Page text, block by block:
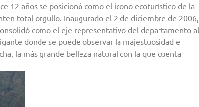
12 años se posicionó como el ícono ecoturístico de la
total orgullo. Inaugurado el 2 de diciembre de 2006,
como el eje representativo del departamento al
donde se puede observar la majestuosidad e
la más grande belleza natural con la que cuenta